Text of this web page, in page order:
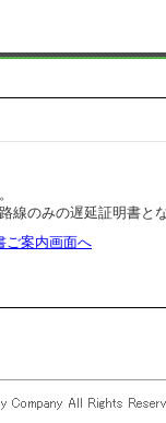
線のみの遅延証明書と
ご案内画面へ